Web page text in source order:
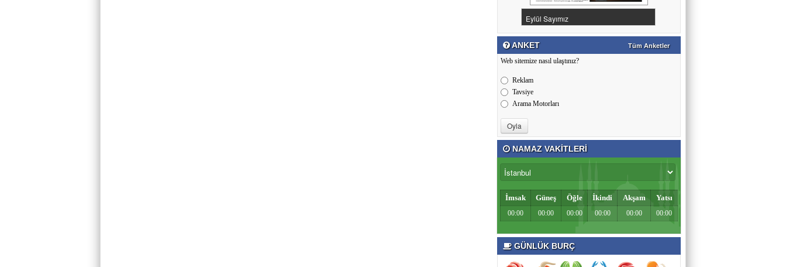
ANKET Tüm Anketler
Web sitemize nasıl ulaştınız?
Reklam
Tavsiye
Arama Motorları
NAMAZ VAKİTLERİ
İmsak Güneş Öğle İkindi Akşam Yatsı
00:00 00:00 00:00 00:00 00:00 00:00
GÜNLÜK BURÇ